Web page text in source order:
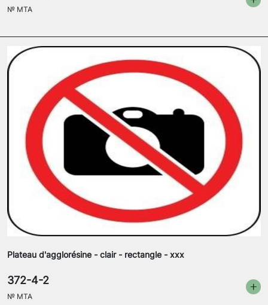
№ MTA
Plateau d'agglorésine - clair - rectangle - xxx
372-4-2
№ MTA